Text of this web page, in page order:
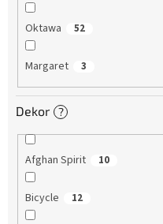
Oktawa 52
Margaret 3
Dekor ?
Afghan Spirit 10
Bicycle 12